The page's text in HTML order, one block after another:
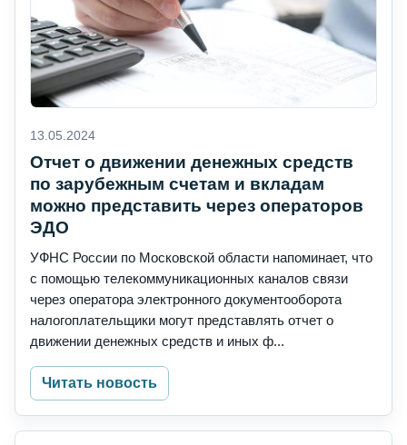
13.05.2024
Отчет о движении денежных средств
по зарубежным счетам и вкладам
можно представить через операторов
ЭДО
УФНС России по Московской области напоминает, что
с помощью телекоммуникационных каналов связи
через оператора электронного документооборота
налогоплательщики могут представлять отчет о
движении денежных средств и иных ф...
Читать новость